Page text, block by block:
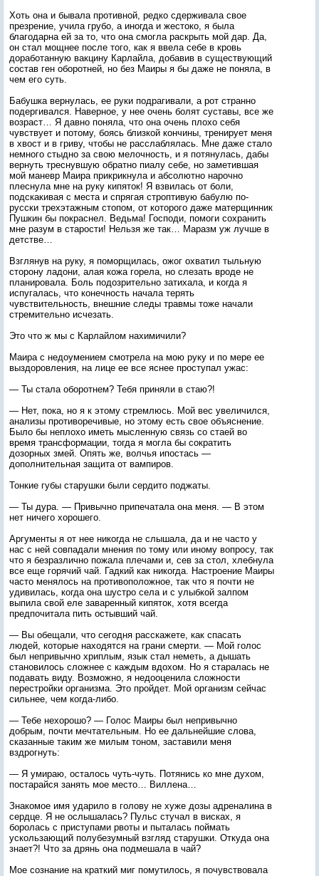
Хоть она и бывала противной, редко сдерживала свое
презрение, учила грубо, а иногда и жестоко, я была
благодарна ей за то, что она смогла раскрыть мой дар. Да,
он стал мощнее после того, как я ввела себе в кровь
доработанную вакцину Карлайла, добавив в существующий
состав ген оборотней, но без Маиры я бы даже не поняла, в
чем его суть.
Бабушка вернулась, ее руки подрагивали, а рот странно
подергивался. Наверное, у нее очень болят суставы, все же
возраст… Я давно поняла, что она очень плохо себя
чувствует и потому, боясь близкой кончины, тренирует меня
в хвост и в гриву, чтобы не расслаблялась. Мне даже стало
немного стыдно за свою мелочность, и я потянулась, дабы
вернуть треснувшую обратно пиалу себе, но заметившая
мой маневр Маира прикрикнула и абсолютно нарочно
плеснула мне на руку кипяток! Я взвилась от боли,
подскакивая с места и спрягая строптивую бабулю по-
русски трехэтажным стопом, от которого даже матерщинник
Пушкин бы покраснел. Ведьма! Господи, помоги сохранить
мне разум в старости! Нельзя же так… Маразм уж лучше в
детстве…
Взглянув на руку, я поморщилась, ожог охватил тыльную
сторону ладони, алая кожа горела, но слезать вроде не
планировала. Боль подозрительно затихала, и когда я
испугалась, что конечность начала терять
чувствительность, внешние следы травмы тоже начали
стремительно исчезать.
Это что ж мы с Карлайлом нахимичили?
Маира с недоумением смотрела на мою руку и по мере ее
выздоровления, на лице ее все яснее проступал ужас:
— Ты стала оборотнем? Тебя приняли в стаю?!
— Нет, пока, но я к этому стремлюсь. Мой вес увеличился,
анализы противоречивые, но этому есть свое объяснение.
Было бы неплохо иметь мысленную связь со стаей во
время трансформации, тогда я могла бы сократить
дозорных змей. Опять же, волчья ипостась —
дополнительная защита от вампиров.
Тонкие губы старушки были сердито поджаты.
— Ты дура. — Привычно припечатала она меня. — В этом
нет ничего хорошего.
Аргументы я от нее никогда не слышала, да и не часто у
нас с ней совпадали мнения по тому или иному вопросу, так
что я безразлично пожала плечами и, сев за стол, хлебнула
все еще горячий чай. Гадкий как никогда. Настроение Маиры
часто менялось на противоположное, так что я почти не
удивилась, когда она шустро села и с улыбкой залпом
выпила свой еле заваренный кипяток, хотя всегда
предпочитала пить остывший чай.
— Вы обещали, что сегодня расскажете, как спасать
людей, которые находятся на грани смерти. — Мой голос
был непривычно хриплым, язык стал неметь, а дышать
становилось сложнее с каждым вдохом. Но я старалась не
подавать виду. Возможно, я недооценила сложности
перестройки организма. Это пройдет. Мой организм сейчас
сильнее, чем когда-либо.
— Тебе нехорошо? — Голос Маиры был непривычно
добрым, почти мечтательным. Но ее дальнейшие слова,
сказанные таким же милым тоном, заставили меня
вздрогнуть:
— Я умираю, осталось чуть-чуть. Потянись ко мне духом,
постарайся занять мое место… Виллена…
Знакомое имя ударило в голову не хуже дозы адреналина в
сердце. Я не ослышалась? Пульс стучал в висках, я
боролась с приступами рвоты и пыталась поймать
ускользающий полубезумный взгляд старушки. Откуда она
знает?! Что за дрянь она подмешала в чай?
Мое сознание на краткий миг помутилось, я почувствовала